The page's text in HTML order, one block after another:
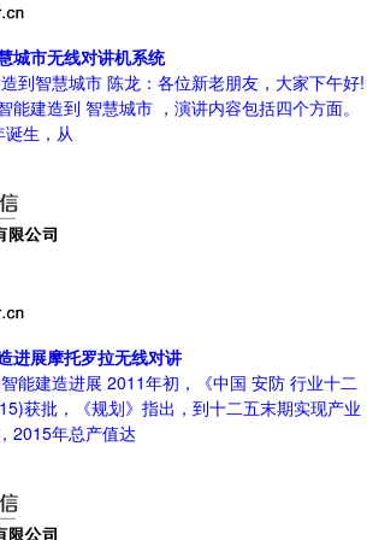
城市无线对讲机系统
造到智慧城市 陈龙：各位新老朋友，大家下午好!
能建造到 智慧城市 ，演讲内容包括四个方面。
生，从
进展摩托罗拉无线对讲
智能建造进展 2011年初，《中国 安防 行业十二
获批，《规划》指出，到十二五末期实现产业
2015年总产值达